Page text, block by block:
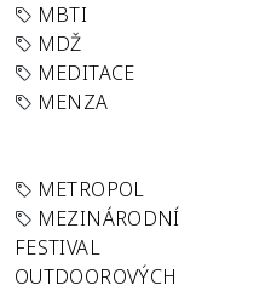
MBTI
MDŽ
MEDITACE
MENZA
METROPOL
MEZINÁRODNÍ
FESTIVAL
OUTDOOROVÝCH